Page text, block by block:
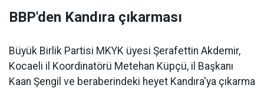
BBP'den Kandıra çıkarması
Büyük Birlik Partisi MKYK üyesi Şerafettin Akdemir,
Kocaeli il Koordinatörü Metehan Küpçü, il Başkanı
Kaan Şengil ve beraberindeki heyet Kandıra'ya çıkarma